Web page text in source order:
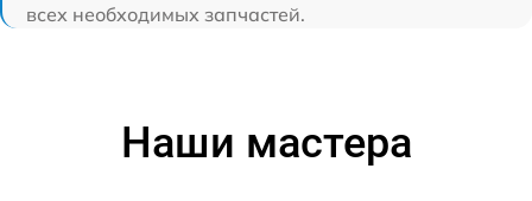
всех необходимых запчастей.
Наши мастера